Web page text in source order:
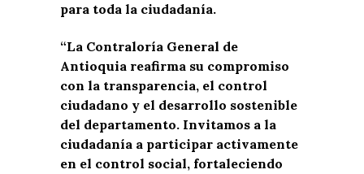
para toda la ciudadanía.
“La Contraloría General de
Antioquia reafirma su compromiso
con la transparencia, el control
ciudadano y el desarrollo sostenible
del departamento. Invitamos a la
ciudadanía a participar activamente
en el control social, fortaleciendo